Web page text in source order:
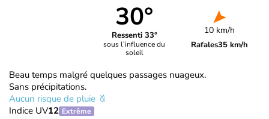
30°
Ressenti 33°
sous l’influence du
soleil
10 km/h
Rafales35 km/h
Beau temps malgré quelques passages nuageux.
Sans précipitations.
Aucun risque de pluie
Indice UV12 Extrême